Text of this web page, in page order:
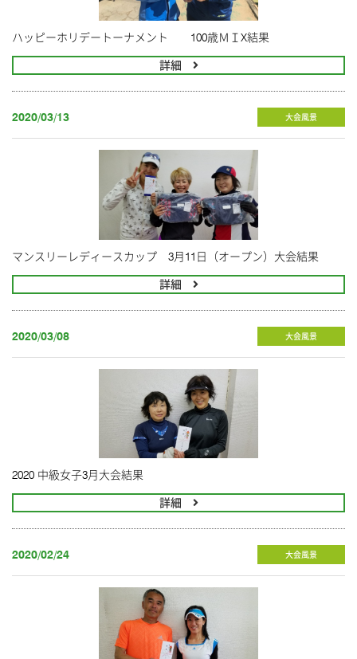
ハッピーホリデートーナメント 100歳ＭＩX結果
詳細
2020/03/13 大会風景
マンスリーレディースカップ 3月11日（オープン）大会結果
詳細
2020/03/08 大会風景
2020 中級女子3月大会結果
詳細
2020/02/24 大会風景